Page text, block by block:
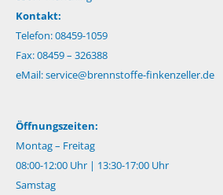
Kontakt:
Telefon: 08459-1059
Fax: 08459 – 326388
eMail:service@brennstoffe-finkenzeller.de
Öffnungszeiten:
Montag – Freitag
08:00-12:00 Uhr | 13:30-17:00 Uhr
Samstag